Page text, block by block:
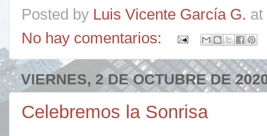
Posted by Luis Vicente García G. at
No hay comentarios:
VIERNES, 2 DE OCTUBRE DE
Celebremos la Sonrisa